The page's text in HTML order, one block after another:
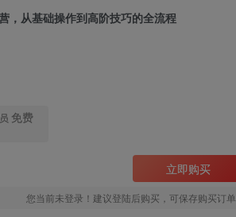
，从基础操作到高阶技巧的全流程
免费
立即购买
您当前未登录！建议登陆后购买，可保存购买订单